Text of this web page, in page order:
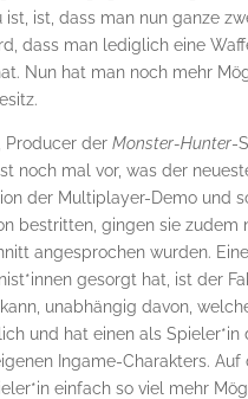
ist, dass man nun ganze
dass man lediglich eine
Nun hat man noch mehr
Producer derMonster-Hunter-
noch mal vor, was der
der Multiplayer-Demo und
bestritten, gingen sie zudem
angesprochen wurden.
gesorgt hat, ist der
unabhängig davon,
und hat einen als
Ingame-Charakters. Auf
einfach so viel mehr